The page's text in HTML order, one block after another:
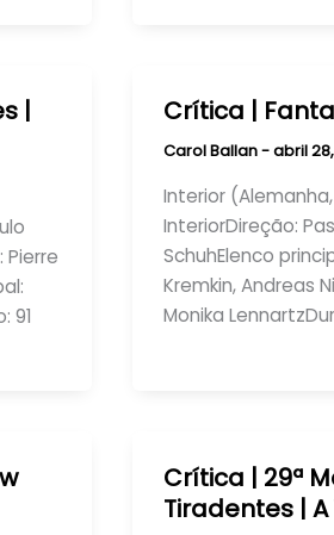
|
Pierre
91
Crítica |
Carol Ballan-abril
Interior
InteriorDireção:
SchuhElenco
Kremkin, Andreas
Monika
Crítica | 29ª
Tiradentes |